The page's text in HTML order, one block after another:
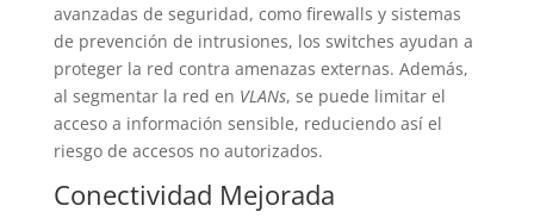
avanzadas de seguridad, como firewalls y sistemas
de prevención de intrusiones, los switches ayudan a
proteger la red contra amenazas externas. Además,
al segmentar la red en VLANs, se puede limitar el
acceso a información sensible, reduciendo así el
riesgo de accesos no autorizados.
Conectividad Mejorada